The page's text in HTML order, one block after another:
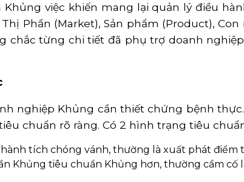
việc khiến mang lại quản lý điều
Phần (Market), Sản phẩm (Product),
chắc từng chi tiết đã phụ trợ doanh
nghiệp Khủng cần thiết chứng bệnh
chuẩn rõ ràng. Có 2 hình trạng tiêu
tích chóng vánh, thường là xuất phát điểm
Khủng tiêu chuẩn Khủng hơn, thường cầm cố